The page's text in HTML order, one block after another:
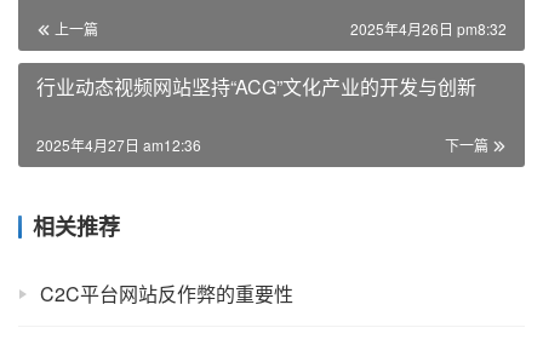
上一篇 2025年4月26日 pm8:32
行业动态视频网站坚持“ACG”文化产业的开发与创新
下一篇
2025年4月27日 am12:36
相关推荐
C2C平台网站反作弊的重要性